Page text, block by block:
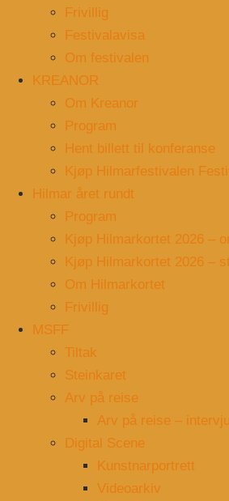
Frivillig
Festivalavisa
Om festivalen
KREANOR
Om Kreanor
Program
Hent billett til konferanse
Kjøp Hilmarfestivalen
Hilmar året rundt
Program
Kjøp Hilmarkortet 2026 –
Kjøp Hilmarkortet 2026 –
Om Hilmarkortet
Frivillig
MSFF
Tiltak
Steinkaret
Arv på reise
Arv på reise – intervju
Digital Scene
Kunstnarportrett
Videoarkiv